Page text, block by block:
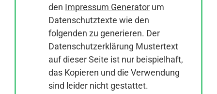
Anmelden
den Impressum Generator um
Datenschutztexte wie den
folgenden zu generieren. Der
Datenschutzerklärung Mustertext
auf dieser Seite ist nur beispielhaft,
das Kopieren und die Verwendung
sind leider nicht gestattet.